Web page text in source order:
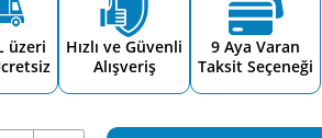
üzeri
Hızlı ve Güvenli
Alışveriş
9 Aya Varan
Taksit Seçeneği